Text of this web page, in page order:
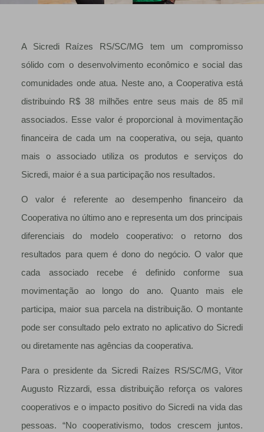
A Sicredi Raízes RS/SC/MG tem um compromisso
sólido com o desenvolvimento econômico e social das
comunidades onde atua. Neste ano, a Cooperativa está
distribuindo R$ 38 milhões entre seus mais de 85 mil
associados. Esse valor é proporcional à movimentação
financeira de cada um na cooperativa, ou seja, quanto
mais o associado utiliza os produtos e serviços do
Sicredi, maior é a sua participação nos resultados.
O valor é referente ao desempenho financeiro da
Cooperativa no último ano e representa um dos principais
diferenciais do modelo cooperativo: o retorno dos
resultados para quem é dono do negócio. O valor que
cada associado recebe é definido conforme sua
movimentação ao longo do ano. Quanto mais ele
participa, maior sua parcela na distribuição. O montante
pode ser consultado pelo extrato no aplicativo do Sicredi
ou diretamente nas agências da cooperativa.
Para o presidente da Sicredi Raízes RS/SC/MG, Vitor
Augusto Rizzardi, essa distribuição reforça os valores
cooperativos e o impacto positivo do Sicredi na vida das
pessoas. “No cooperativismo, todos crescem juntos.